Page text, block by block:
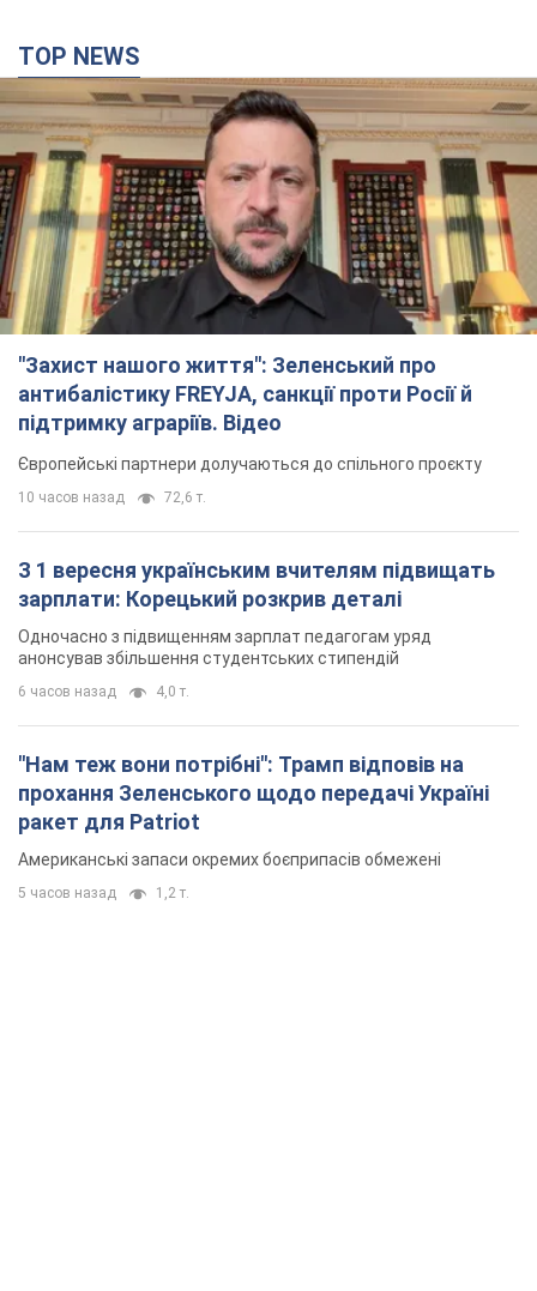
TOP NEWS
"Захист нашого життя": Зеленський про
антибалістику FREYJA, санкції проти Росії й
підтримку аграріїв. Відео
Європейські партнери долучаються до спільного проєкту
10 часов назад 72,6 т.
З 1 вересня українським вчителям підвищать
зарплати: Корецький розкрив деталі
Одночасно з підвищенням зарплат педагогам уряд
анонсував збільшення студентських стипендій
6 часов назад 4,0 т.
"Нам теж вони потрібні": Трамп відповів на
прохання Зеленського щодо передачі Україні
ракет для Patriot
Американські запаси окремих боєприпасів обмежені
5 часов назад 1,2 т.